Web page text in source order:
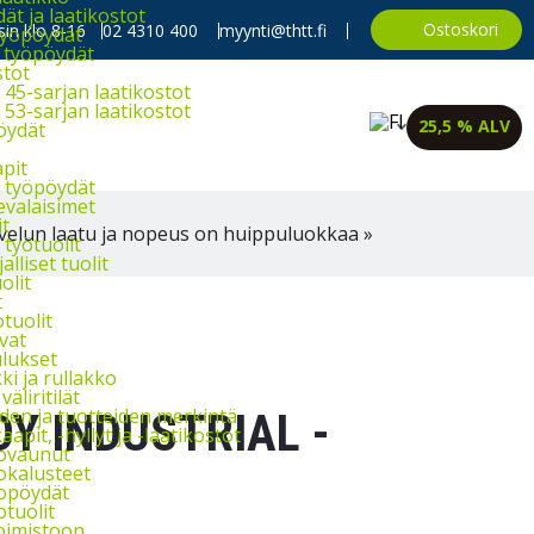
klo 8-16 02 4310 400 myynti@thtt.fi Ostoskori
ja laatikostot
työpöydät
sarjan laatikostot
sarjan laatikostot
työtuolit
tuolit
ja rullakko
ja tuotteiden merkintä
-hyllyt ja -laatikostot
25,5 % ALV
laatu ja nopeus on huippuluokkaa »
INDUSTRIAL -